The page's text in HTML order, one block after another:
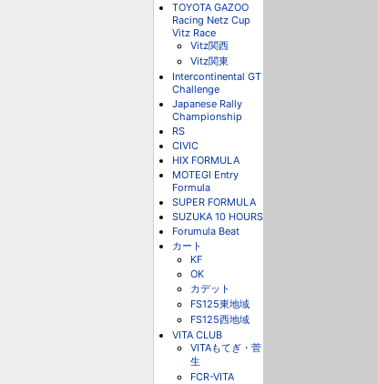
TOYOTA GAZOO
Racing Netz Cup
Vitz Race
Vitz関西
Vitz関東
Intercontinental GT
Challenge
Japanese Rally
Championship
RS
CIVIC
HIX FORMULA
MOTEGI Entry
Formula
SUPER FORMULA
SUZUKA 10 HOURS
Forumula Beat
カート
KF
OK
カデット
FS125東地域
FS125西地域
VITA CLUB
VITAもてぎ・菅
生
FCR-VITA